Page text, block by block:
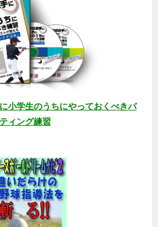
小学生のうちにやっておくべきバ
ィング練習